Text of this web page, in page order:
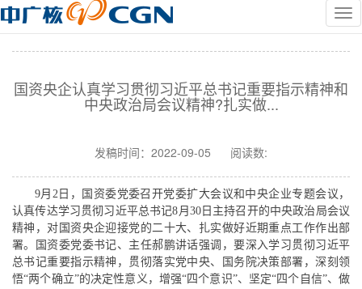
国资央企认真学习贯彻习近平总书记重要指示精神和
中央政治局会议精神?扎实做...
发稿时间： 2022-09-05 阅读数:
9月2日，国资委党委召开党委扩大会议和中央企业专题会议，
认真传达学习贯彻习近平总书记8月30日主持召开的中央政治局会议
精神，对国资央企迎接党的二十大、扎实做好近期重点工作作出部
署。国资委党委书记、主任郝鹏讲话强调，要深入学习贯彻习近平
总书记重要指示精神，贯彻落实党中央、国务院决策部署，深刻领
悟“两个确立”的决定性意义，增强“四个意识”、坚定“四个自信”、做